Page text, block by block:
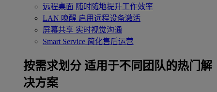
远程桌面 随时随地提升工作效率
LAN 唤醒 启用远程设备激活
屏幕共享 实时视觉沟通
Smart Service 简化售后运营
按需求划分 适用于不同团队的热门解
决方案